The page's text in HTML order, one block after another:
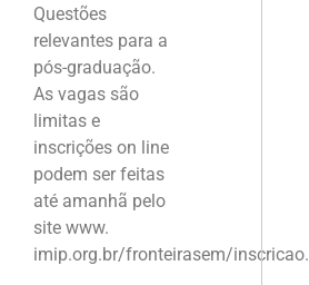
Questões
relevantes para a
pós-graduação.
As vagas são
limitas e
inscrições on line
podem ser feitas
até amanhã pelo
site www.
imip.org.br/fronteirasem/inscricao.